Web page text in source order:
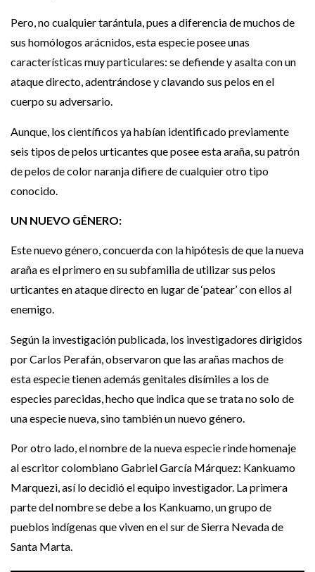
Pero, no cualquier tarántula, pues a diferencia de muchos de
sus homólogos arácnidos, esta especie posee unas
características muy particulares: se defiende y asalta con un
ataque directo, adentrándose y clavando sus pelos en el
cuerpo su adversario.
Aunque, los científicos ya habían identificado previamente
seis tipos de pelos urticantes que posee esta araña, su patrón
de pelos de color naranja difiere de cualquier otro tipo
conocido.
UN NUEVO GÉNERO:
Este nuevo género, concuerda con la hipótesis de que la nueva
araña es el primero en su subfamilia de utilizar sus pelos
urticantes en ataque directo en lugar de ‘patear’ con ellos al
enemigo.
Según la investigación publicada, los investigadores dirigidos
por Carlos Perafán, observaron que las arañas machos de
esta especie tienen además genitales disímiles a los de
especies parecidas, hecho que indica que se trata no solo de
una especie nueva, sino también un nuevo género.
Por otro lado, el nombre de la nueva especie rinde homenaje
al escritor colombiano Gabriel García Márquez: Kankuamo
Marquezi, así lo decidió el equipo investigador. La primera
parte del nombre se debe a los Kankuamo, un grupo de
pueblos indígenas que viven en el sur de Sierra Nevada de
Santa Marta.